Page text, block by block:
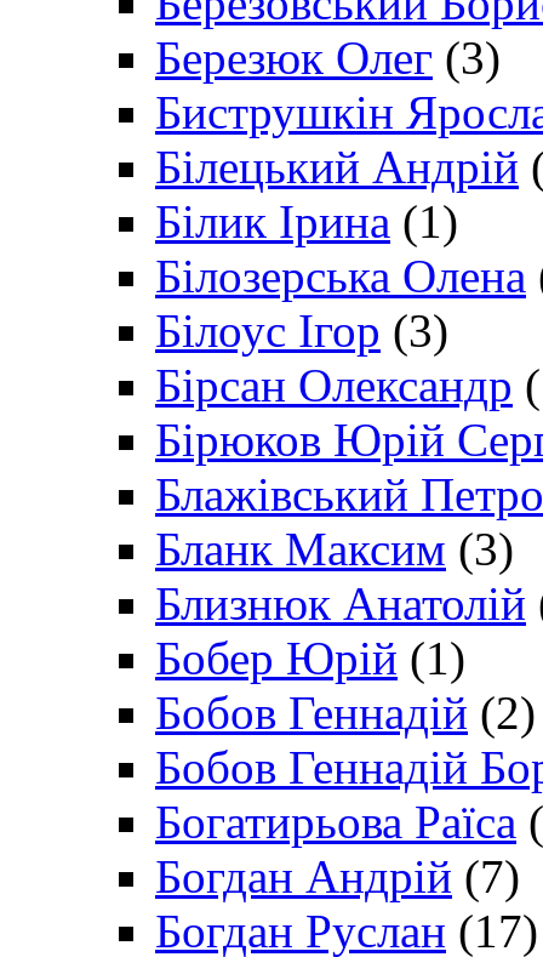
Березюк Олег (3)
Биструшкін
Білецький Андрій
Білик Ірина (1)
Білозерська Олена
Білоус Ігор (3)
Бірсан Олександр
Бірюков Юрій
Блажівський Петро
Бланк Максим (3)
Близнюк Анатолій
Бобер Юрій (1)
Бобов Геннадій (2)
Бобов Геннадій
Богатирьова Раїса
Богдан Андрій (7)
Богдан Руслан (17)